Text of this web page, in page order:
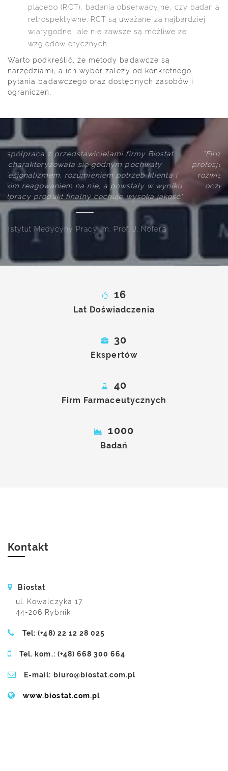
placebo (RCT), badania obserwacyjne, czy badania
retrospektywne. RCT są uważane za najbardziej
wiarygodne, ale nie zawsze są możliwe ze
względów etycznych.
Warto podkreślić, że metody badawcze są
narzędziami, a ich wybór zależy od konkretnego
pytania badawczego oraz dostępnych zasobów i
ograniczeń.
"Firma Biostat wywiązuje się z swoich zobowiązań
profesjonalnie i terminowo. Zaproponowane przez firmę
rozwiązania techniczne i logistyczne spełniają nasze
oczekiwania merytoryczne oraz są intuicyjne dla
użytkownika systemu"
Mundipharma Polska
16
Lat Doświadczenia
30
Ekspertów
40
Firm Farmaceutycznych
1000
Badań
Kontakt
Biostat
ul. Kowalczyka 17
44-206 Rybnik
Tel: (+48) 22 12 28 025
Tel. kom.: (+48) 668 300 664
E-mail: biuro@biostat.com.pl
www.biostat.com.pl